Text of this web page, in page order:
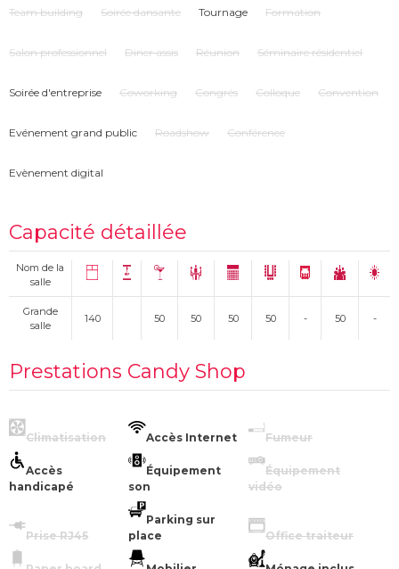
Team building Soirée dansante Tournage Formation
Salon professionnel Diner assis Réunion Séminaire résidentiel
Soirée d'entreprise Coworking Congrés Colloque Convention
Evénement grand public Roadshow Conférence
Evènement digital
Capacité détaillée
Nom de la
salle
Grande
salle
140 50 50 50 50 - 50 -
Prestations Candy Shop
Climatisation Accès Internet Fumeur
Accès
handicapé
Équipement
son
Équipement
vidéo
Prise RJ45
Parking sur
place
Office traiteur